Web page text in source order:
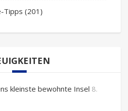
Tipps (201)
kleinste bewohnte Insel 8.